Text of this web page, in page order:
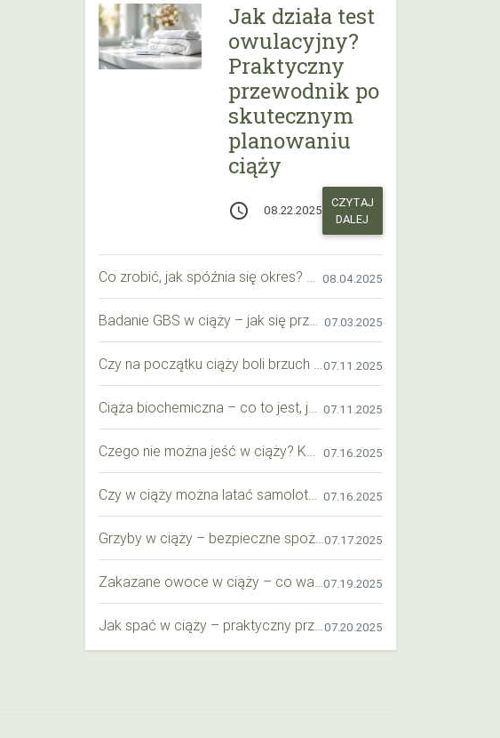
Jak działa test
owulacyjny?
Praktyczny
przewodnik po
skutecznym
planowaniu
ciąży
access_time 08.22.2025
CZYTAJ
DALEJ
08.04.2025
07.03.2025
07.11.2025
07.11.2025
07.16.2025
07.16.2025
07.17.2025
07.19.2025
07.20.2025